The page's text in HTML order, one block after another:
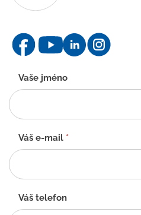
Kontaktní
formulář
-
CZ
Vaše jméno
Váš e-mail *
Váš telefon